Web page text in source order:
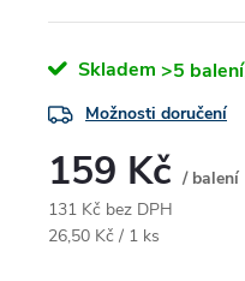
Skladem >5 balení
Možnosti doručení
159 Kč / balení
131 Kč bez DPH
Měrná
26,50 Kč / 1 ks